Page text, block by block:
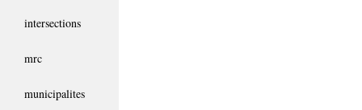
intersections
mrc
municipalites